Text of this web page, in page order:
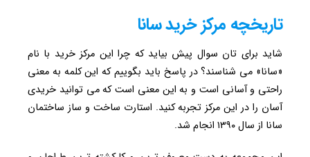
تاریخچه مرکز خرید سانا
شاید برای تان سوال پیش بیاید که چرا این مرکز خرید با نام
«سانا» می شناسند؟ در پاسخ باید بگوییم که این کلمه به معنی
راحتی و آسانی است و به این معنی است که می توانید خریدی
آسان را در این مرکز تجربه کنید. استارت ساخت و ساز ساختمان
سانا از سال ۱۳۹۰ انجام شد.